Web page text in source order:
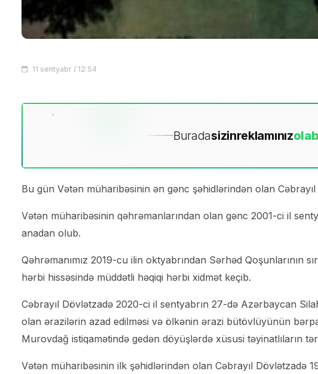
11 sentyabr / 12:54
Buradasizinreklamınızola
Bu gün Vətən müharibəsinin ən gənc şəhidlərindən olan
Vətən müharibəsinin qəhrəmanlarından olan gənc 2001-ci il
anadan olub.
Qəhrəmanımız 2019-cu ilin oktyabrından Sərhəd Qoşunlarının
hərbi hissəsində müddətli həqiqi hərbi xidmət keçib.
Cəbrayıl Dövlətzadə 2020-ci il sentyabrın 27-də Azərbaycan
olan ərazilərin azad edilməsi və ölkənin ərazi bütövlüyünün
Murovdağ istiqamətində gedən döyüşlərdə xüsusi təyinatlıların
Vətən müharibəsinin ilk şəhidlərindən olan Cəbrayıl Dövlətzadə